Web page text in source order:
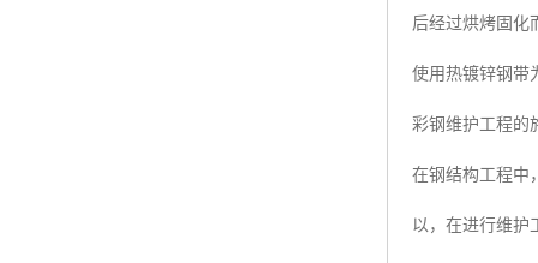
后经过烘烤固化
使用热镀锌钢带
彩钢维护工程的
在钢结构工程中
以，在进行维护